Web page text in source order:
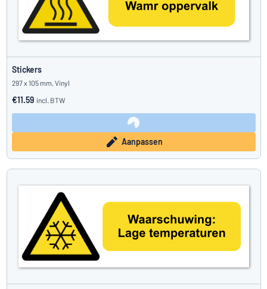
Stickers
297 x 105 mm, Vinyl
€11.59 incl. BTW
Aanpassen